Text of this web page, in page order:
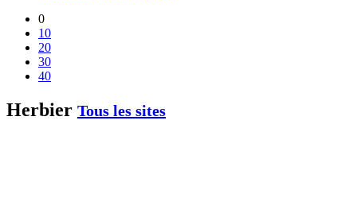
0
10
20
30
40
Herbier Tous les sites